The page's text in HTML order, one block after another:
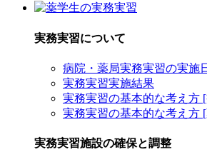
実務実習について
病院・薬局実務実習の実施
実務実習実施結果
実務実習の基本的な考え方
実務実習の基本的な考え方
実務実習施設の確保と調整